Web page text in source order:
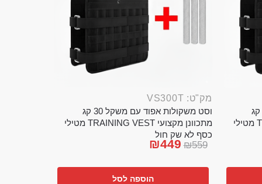
וסט משקולות אפוד עם משקל 20 קג
מתכוונן מקצועי TRAINING VEST מטילי
מק"ט: VS300T
וסט משקולות אפוד עם משקל 30 קג
מתכוונן מקצועי TRAINING VEST מטילי
כסף לא שק חול
₪559
₪449
הוספה לסל